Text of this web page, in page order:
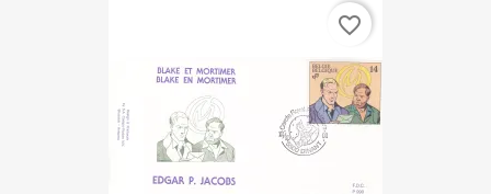
favorite_border